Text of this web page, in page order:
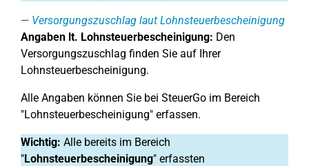
Versorgungszuschlag laut Lohnsteuerbescheinigung
Angaben lt. Lohnsteuerbescheinigung: Den
Versorgungszuschlag finden Sie auf Ihrer
Lohnsteuerbescheinigung.
Alle Angaben können Sie bei SteuerGo im Bereich
"Lohnsteuerbescheinigung" erfassen.
Wichtig: Alle bereits im Bereich
"Lohnsteuerbescheinigung" erfassten